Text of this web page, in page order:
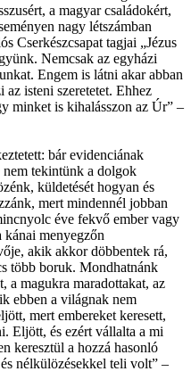
a magyar családokért,
nagy létszámban
Cserkészcsapat tagjai „Jézus
Nemcsak az egyházi
Engem is látni akar abban
isteni szeretetet. Ehhez
minket is kihalásszon az Úr” –
bár evidenciának
tekintünk a dolgok
küldetését hogyan és
mert mindennél jobban
éve fekvő ember vagy
kánai menyegzőn
akik akkor döbbentek rá,
több boruk. Mondhatnánk
a magukra maradottakat, az
ebben a világnak nem
mert embereket keresett,
Eljött, és ezért vállalta a mi
keresztül a hozzá hasonló
nélkülözésekkel teli volt” –